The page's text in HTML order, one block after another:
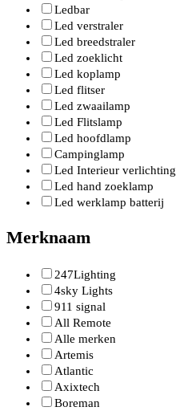
Ledbar
Led verstraler
Led breedstraler
Led zoeklicht
Led koplamp
Led flitser
Led zwaailamp
Led Flitslamp
Led hoofdlamp
Campinglamp
Led Interieur verlichting
Led hand zoeklamp
Led werklamp batterij
Merknaam
247Lighting
4sky Lights
911 signal
All Remote
Alle merken
Artemis
Atlantic
Axixtech
Boreman